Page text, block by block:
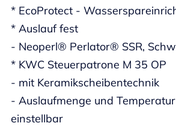
* EcoProtect -
* Auslauf fest
- Neoperl® Perlator® SSR,
* KWC Steuerpatrone M 35 OP
- mit Keramikscheibentechnik
- Auslaufmenge und
einstellbar